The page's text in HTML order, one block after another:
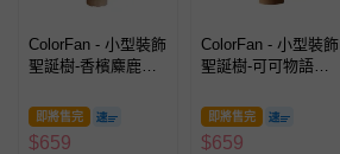
ColorFan - 小型裝飾
聖誕樹-香檳麋鹿
即將售完
$659
ColorFan - 小型裝飾
聖誕樹-可可物語
即將售完
$659